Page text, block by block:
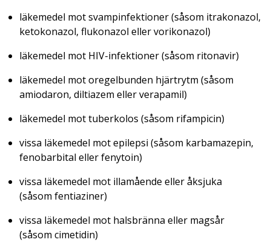
läkemedel mot svampinfektioner (såsom itrakonazol,
ketokonazol, flukonazol eller vorikonazol)
läkemedel mot HIV-infektioner (såsom ritonavir)
läkemedel mot oregelbunden hjärtrytm (såsom
amiodaron, diltiazem eller verapamil)
läkemedel mot tuberkolos (såsom rifampicin)
vissa läkemedel mot epilepsi (såsom karbamazepin,
fenobarbital eller fenytoin)
vissa läkemedel mot illamående eller åksjuka
(såsom fentiaziner)
vissa läkemedel mot halsbränna eller magsår
(såsom cimetidin)